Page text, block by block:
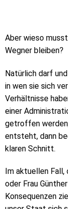
Aber wieso
Wegner bleiben?
Natürlich darf
in wen sie sich
Verhältnisse
einer
getroffen
entsteht, dann
klaren Schnitt.
Im aktuellen
oder Frau
Konsequenzen